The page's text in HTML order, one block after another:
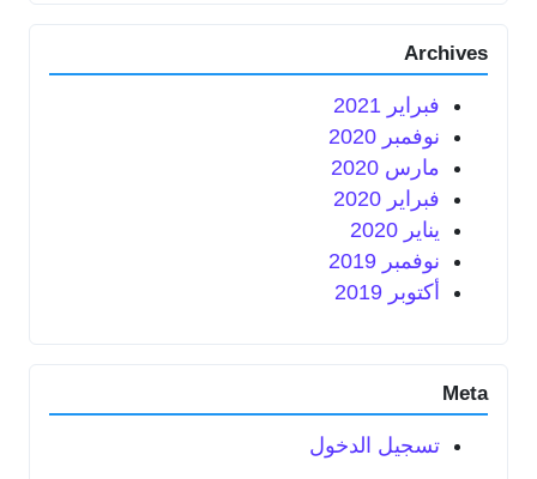
Archives
فبراير 2021
نوفمبر 2020
مارس 2020
فبراير 2020
يناير 2020
نوفمبر 2019
أكتوبر 2019
Meta
تسجيل الدخول